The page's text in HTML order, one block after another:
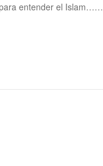
entender el Islam……